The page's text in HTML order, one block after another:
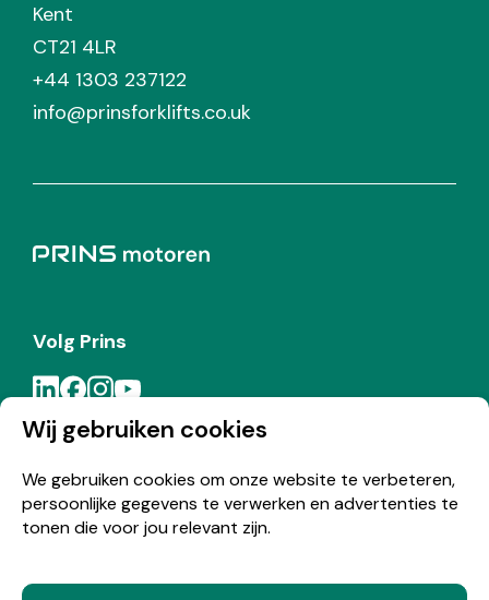
Wij gebruiken cookies
We gebruiken cookies om onze website te verbeteren,
persoonlijke gegevens te verwerken en advertenties te
tonen die voor jou relevant zijn.
Kent
CT21 4LR
+44 1303 237122
info@prinsforklifts.co.uk
Volg Prins
Meld je aan voor de Prins nieuwsbrief